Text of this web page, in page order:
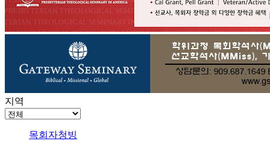
지역
목회자청빙